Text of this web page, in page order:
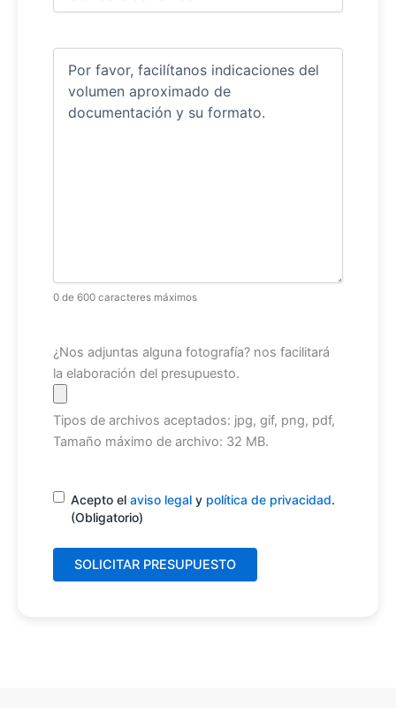
Comentarios
0 de 600 caracteres máximos
Archivo
¿Nos adjuntas alguna fotografía? nos facilitará
la elaboración del presupuesto.
Tipos de archivos aceptados: jpg, gif, png, pdf,
Tamaño máximo de archivo: 32 MB.
Consentimiento(Obligatorio)
Acepto el aviso legal y política de privacidad.
(Obligatorio)